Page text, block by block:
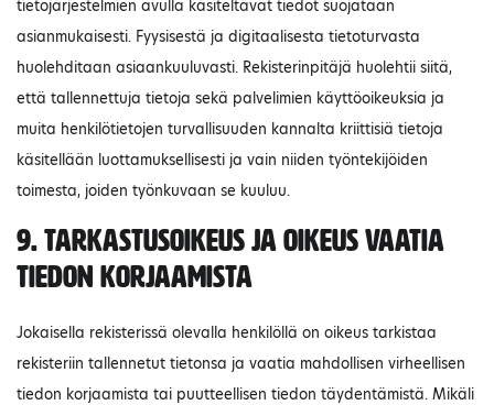
tietojärjestelmien avulla käsiteltävät tiedot suojataan
asianmukaisesti. Fyysisestä ja digitaalisesta tietoturvasta
huolehditaan asiaankuuluvasti. Rekisterinpitäjä huolehtii siitä,
että tallennettuja tietoja sekä palvelimien käyttöoikeuksia ja
muita henkilötietojen turvallisuuden kannalta kriittisiä tietoja
käsitellään luottamuksellisesti ja vain niiden työntekijöiden
toimesta, joiden työnkuvaan se kuuluu.
9. Tarkastusoikeus ja oikeus vaatia
tiedon korjaamista
Jokaisella rekisterissä olevalla henkilöllä on oikeus tarkistaa
rekisteriin tallennetut tietonsa ja vaatia mahdollisen virheellisen
tiedon korjaamista tai puutteellisen tiedon täydentämistä. Mikäli